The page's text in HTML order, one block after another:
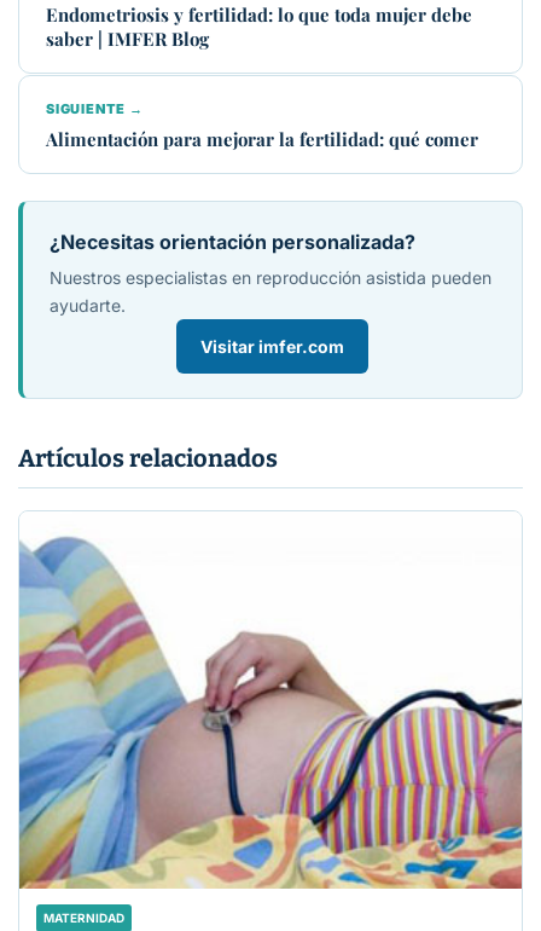
Endometriosis y fertilidad: lo que toda mujer debe
saber | IMFER Blog
SIGUIENTE →
Alimentación para mejorar la fertilidad: qué comer
¿Necesitas orientación personalizada?
Nuestros especialistas en reproducción asistida pueden
ayudarte.
Visitar imfer.com
Artículos relacionados
MATERNIDAD